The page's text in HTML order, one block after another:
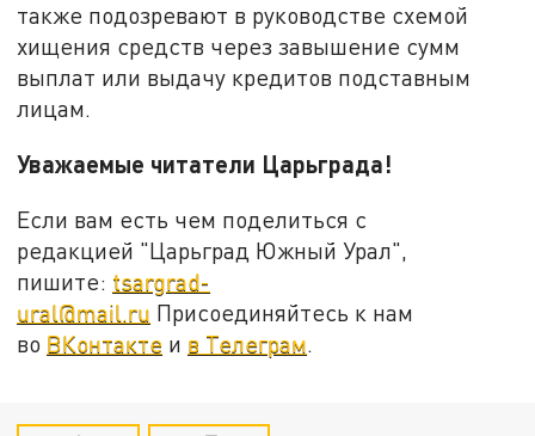
также подозревают в руководстве схемой
хищения средств через завышение сумм
выплат или выдачу кредитов подставным
лицам.
Уважаемые читатели Царьграда!
Если вам есть чем поделиться с
редакцией "Царьград Южный Урал",
пишите: tsargrad-
ural@mail.ru Присоединяйтесь к нам
во ВКонтакте и в Телеграм.